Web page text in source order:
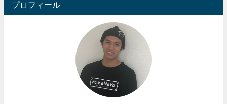
プロフィール